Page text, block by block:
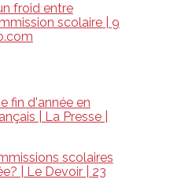
froid entre
scolaire | 9
fin d'année en
| La Presse |
scolaires
| Le Devoir | 23